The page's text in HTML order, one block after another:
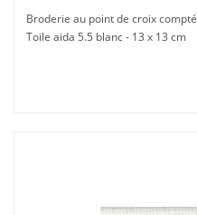
Broderie au point de croix compté
Toile aida 5.5 blanc - 13 x 13 cm